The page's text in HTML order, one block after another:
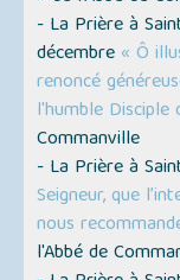
- La Prière à
décembre « Ô
renoncé
l'humble Disciple
Commanville
- La Prière à
Seigneur, que
nous
l'Abbé de